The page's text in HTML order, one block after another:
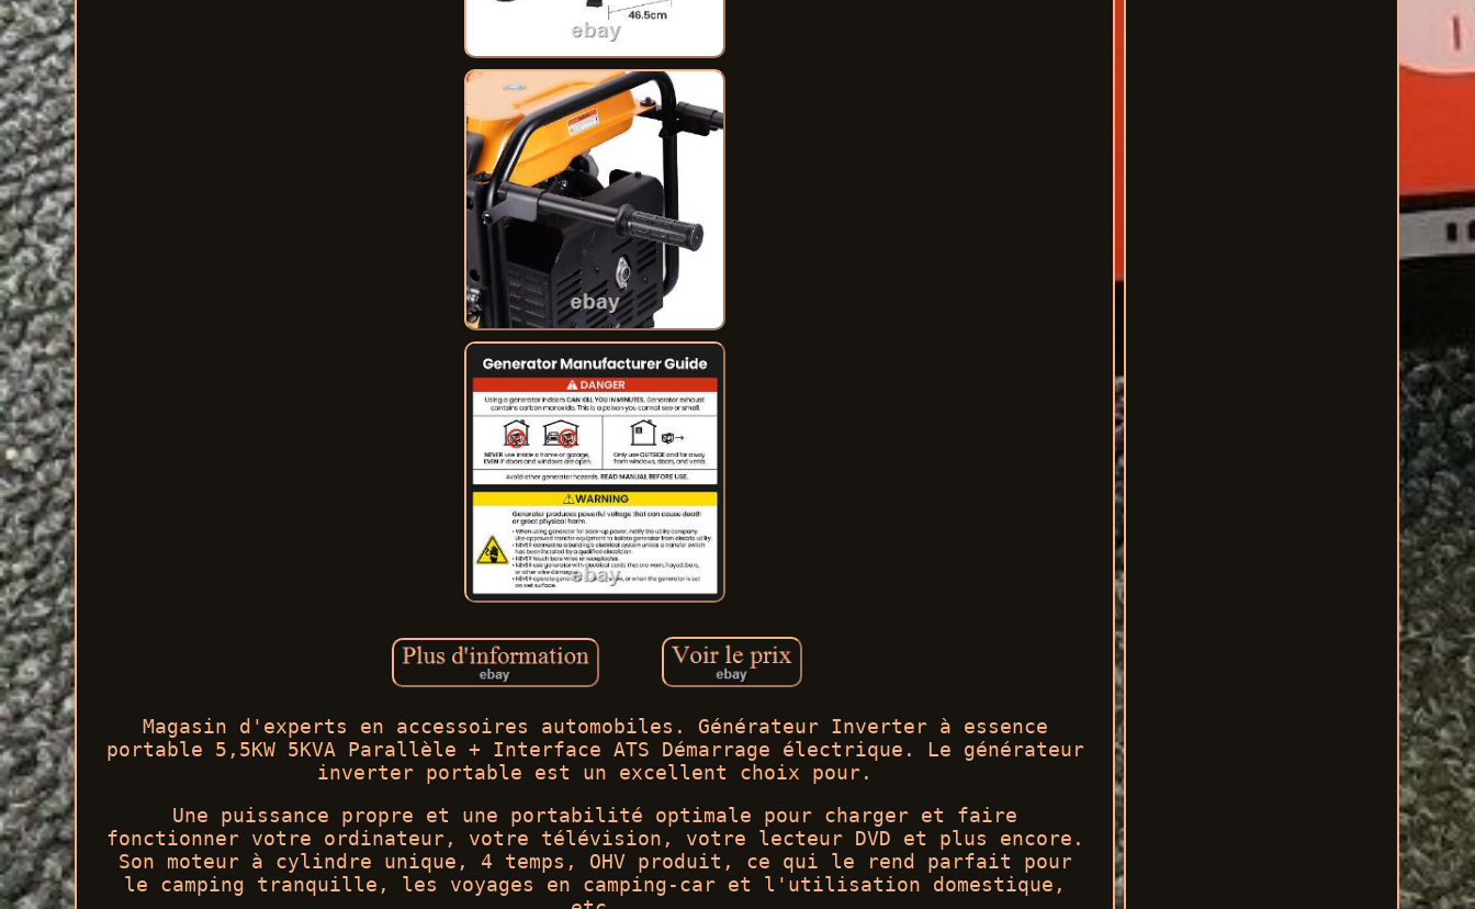
Magasin d'experts en accessoires automobiles. Générateur Inverter à essence
portable 5,5KW 5KVA Parallèle + Interface ATS Démarrage électrique. Le générateur
inverter portable est un excellent choix pour.
Une puissance propre et une portabilité optimale pour charger et faire
fonctionner votre ordinateur, votre télévision, votre lecteur DVD et plus encore.
Son moteur à cylindre unique, 4 temps, OHV produit, ce qui le rend parfait pour
le camping tranquille, les voyages en camping-car et l'utilisation domestique,